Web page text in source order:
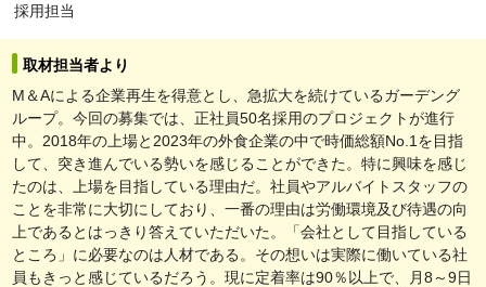
採用担当
取材担当者より
M＆Aによる企業再生を得意とし、急拡大を続けているガーデング
ループ。今回の募集では、正社員50名採用のプロジェクトが進行
中。2018年の上場と2023年の外食企業の中で時価総額No.1を目指
して、突き進んでいる勢いを感じることができた。特に興味を感じ
たのは、上場を目指している理由だ。社員やアルバイトスタッフの
ことを非常に大切にしており、一番の理由は労働環境及び待遇の向
上であるとはっきり答えていただいた。「会社として目指している
ところ」に必要なのは人材である。その想いは実際に働いている社
員もきっと感じているだろう。現に定着率は90％以上で、月8～9日